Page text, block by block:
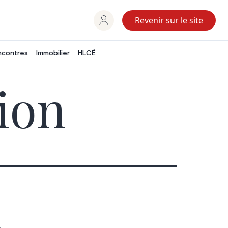
Revenir sur le site
Immobilier HLCÉ